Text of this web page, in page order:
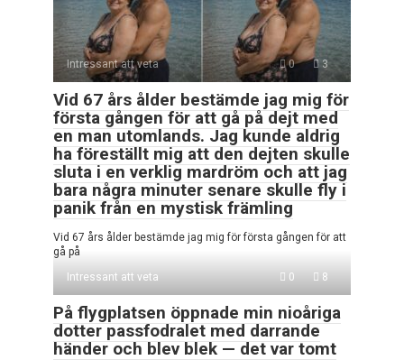
Intressant att veta 0 3
Vid 67 års ålder bestämde jag mig för
första gången för att gå på dejt med
en man utomlands. Jag kunde aldrig
ha föreställt mig att den dejten skulle
sluta i en verklig mardröm och att jag
bara några minuter senare skulle fly i
panik från en mystisk främling
Vid 67 års ålder bestämde jag mig för första gången för att
gå på
Intressant att veta
0 8
På flygplatsen öppnade min nioåriga
dotter passfodralet med darrande
händer och blev blek — det var tomt